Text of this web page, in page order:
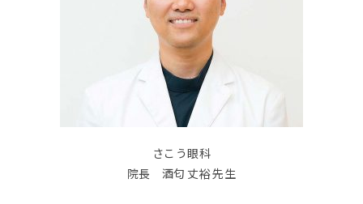
さこう眼科
院長 酒匂 丈裕 先生